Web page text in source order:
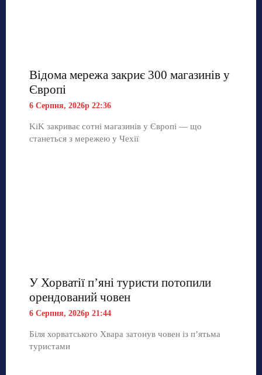
Відома мережа закриє 300 магазинів у
Європі
6 Серпня, 2026р 22:36
KiK закриває сотні магазинів у Європі — що
станеться з мережею у Чехії
У Хорватії пʼяні туристи потопили
орендований човен
6 Серпня, 2026р 21:44
Біля хорватського Хвара затонув човен із п’ятьма
туристами